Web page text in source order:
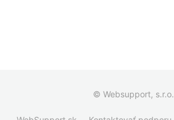
© Websupport, s.r.o.